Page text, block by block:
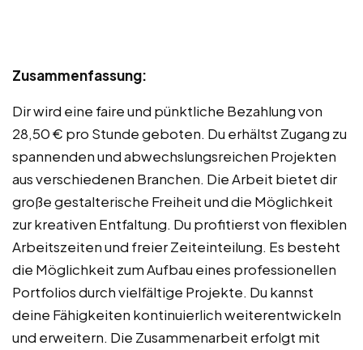
Zusammenfassung:
Dir wird eine faire und pünktliche Bezahlung von
28,50 € pro Stunde geboten. Du erhältst Zugang zu
spannenden und abwechslungsreichen Projekten
aus verschiedenen Branchen. Die Arbeit bietet dir
große gestalterische Freiheit und die Möglichkeit
zur kreativen Entfaltung. Du profitierst von flexiblen
Arbeitszeiten und freier Zeiteinteilung. Es besteht
die Möglichkeit zum Aufbau eines professionellen
Portfolios durch vielfältige Projekte. Du kannst
deine Fähigkeiten kontinuierlich weiterentwickeln
und erweitern. Die Zusammenarbeit erfolgt mit